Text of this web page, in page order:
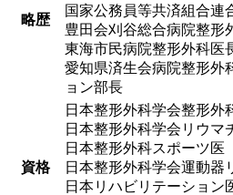
略歴
国家公務員等共済組合連
豊田会刈谷総合病院整形
東海市民病院整形外科医
愛知県済生会病院整形外
ョン部長
資格
日本整形外科学会整形外
日本整形外科学会リウマ
日本整形外科スポーツ医
日本整形外科学会運動器
日本リハビリテーション